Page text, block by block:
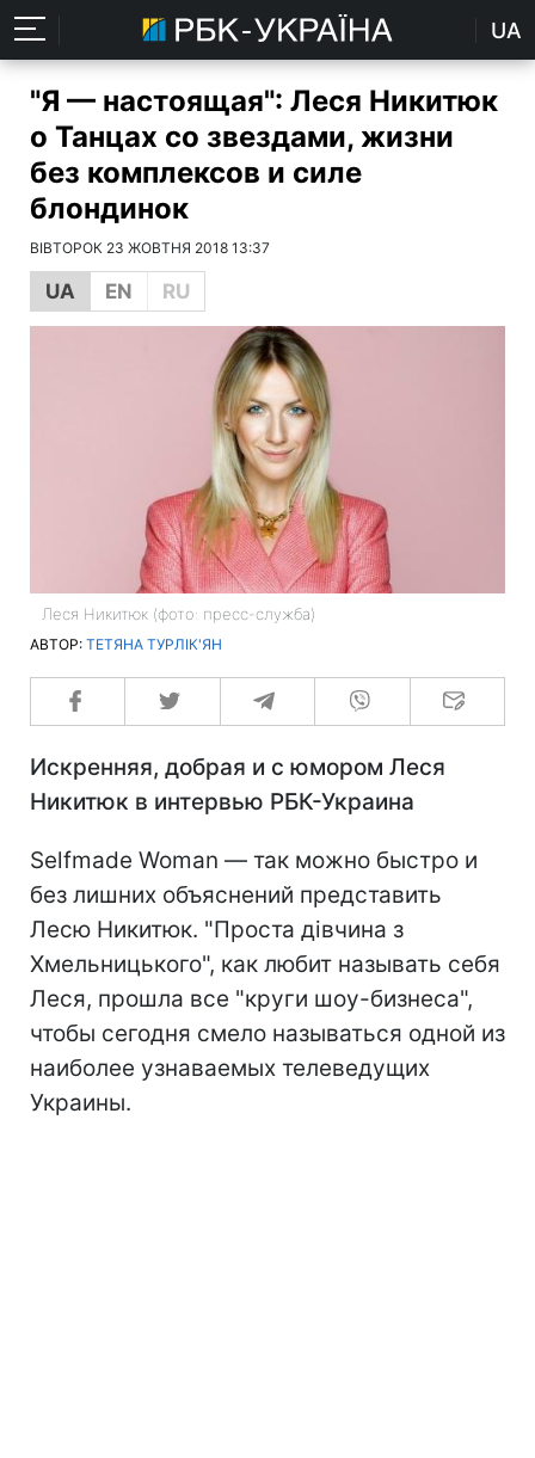
UA
"Я — настоящая": Леся Никитюк
о Танцах со звездами, жизни
без комплексов и силе
блондинок
ВІВТОРОК 23 ЖОВТНЯ 2018 13:37
UA EN RU
Леся Никитюк (фото: пресс-служба)
АВТОР: ТЕТЯНА ТУРЛІК'ЯН
Искренняя, добрая и с юмором Леся
Никитюк в интервью РБК-Украина
Selfmade Woman — так можно быстро и
без лишних объяснений представить
Лесю Никитюк. "Проста дівчина з
Хмельницького", как любит называть себя
Леся, прошла все "круги шоу-бизнеса",
чтобы сегодня смело называться одной из
наиболее узнаваемых телеведущих
Украины.